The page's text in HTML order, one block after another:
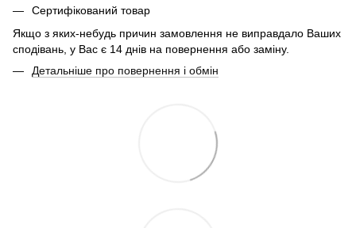
Сертифікований товар
Якщо з яких-небудь причин замовлення не виправдало Ваших
сподівань, у Вас є 14 днів на повернення або заміну.
Детальніше про повернення і обмін